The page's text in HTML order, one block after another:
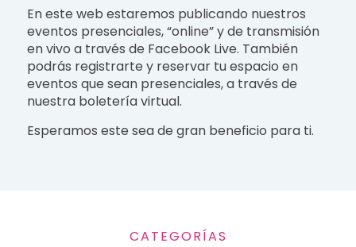
En este web estaremos publicando nuestros
eventos presenciales, “online” y de transmisión
en vivo a través de Facebook Live. También
podrás registrarte y reservar tu espacio en
eventos que sean presenciales, a través de
nuestra boletería virtual.
Esperamos este sea de gran beneficio para ti.
CATEGORÍAS